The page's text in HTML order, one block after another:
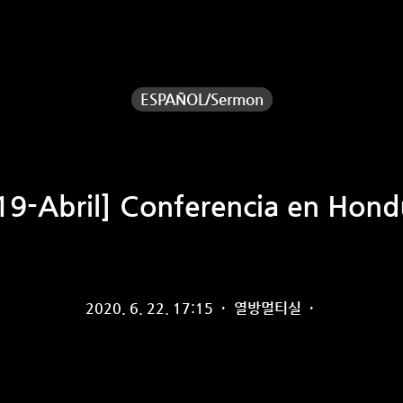
ESPAÑOL/Sermon
Abril] Conferencia en
2020. 6. 22. 17:15 · 열방멀티실 ·